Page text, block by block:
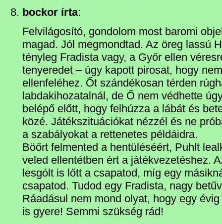
bockor írta:
Felvilágosító, gondolom most baromi
magad. Jól megmondtad. Az öreg lassú
tényleg Fradista vagy, a Győr ellen
tenyeredet – úgy kapott pirosat, hogy
ellenfeléhez. Őt szándékosan térden
labdakihozatalnál, de Ő nem védhette
belépő előtt, hogy felhúzza a lábát és
közé. Játékszituációkat nézzél és ne
a szabályokat a rettenetes példáidra.
Böőrt felmented a hentüléséért, Puhlt
veled ellentétben ért a játékvezetéshez.
lesgólt is lőtt a csapatod, míg egy
csapatod. Tudod egy Fradista, nagy
Ráadásul nem mond olyat, hogy egy
is gyere! Semmi szükség rád!